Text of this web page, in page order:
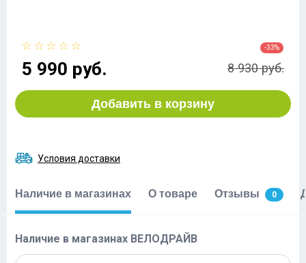
5 990 руб.
-33%
8 930 руб.
Добавить в корзину
Условия доставки
Наличие в магазинах О товаре Отзывы 0
Наличие в магазинах ВЕЛОДРАЙВ